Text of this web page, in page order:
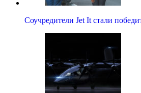
Соучредители Jet It стали